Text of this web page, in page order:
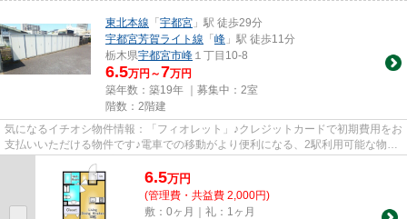
東北本線 「宇都宮 」駅 徒歩29分
宇都宮芳賀ライト線 「峰 」駅 徒歩11分
栃木県宇都宮市峰 １丁目10-8
6.5万円～7万円
築年数：築19年 ｜募集中： 2室
階数：2階建
気になるイチオシ物件情報：「フィオレット」♪クレジットカードで初期費用をお
支払いいただける物件です♪電車での移動がより便利になる、2駅利用可能な物件
です♪暖かな陽射しが心地よ...
6.5万円
(管理費・共益費 2,000円)
敷：0ヶ月｜礼：1ヶ月